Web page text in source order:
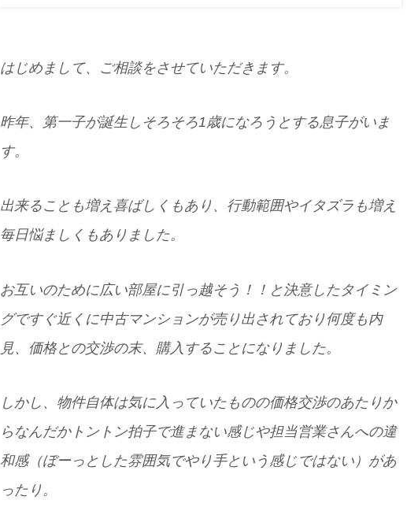
はじめまして、ご相談をさせていただきます。
昨年、第一子が誕生しそろそろ1歳になろうとする息子がいま
す。
出来ることも増え喜ばしくもあり、行動範囲やイタズラも増え
毎日悩ましくもありました。
お互いのために広い部屋に引っ越そう！！と決意したタイミン
グですぐ近くに中古マンションが売り出されており何度も内
見、価格との交渉の末、購入することになりました。
しかし、物件自体は気に入っていたものの価格交渉のあたりか
らなんだかトントン拍子で進まない感じや担当営業さんへの違
和感（ぼーっとした雰囲気でやり手という感じではない）があ
ったり。